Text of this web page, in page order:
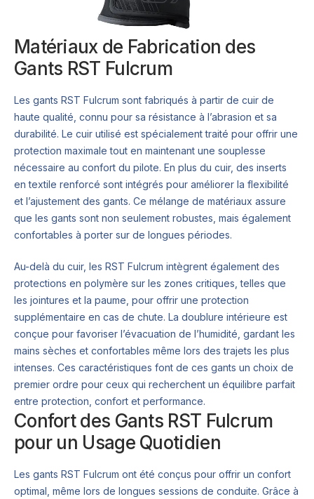
Matériaux de Fabrication des
Gants RST Fulcrum
Les gants RST Fulcrum sont fabriqués à partir de cuir de
haute qualité, connu pour sa résistance à l’abrasion et sa
durabilité. Le cuir utilisé est spécialement traité pour offrir une
protection maximale tout en maintenant une souplesse
nécessaire au confort du pilote. En plus du cuir, des inserts
en textile renforcé sont intégrés pour améliorer la flexibilité
et l’ajustement des gants. Ce mélange de matériaux assure
que les gants sont non seulement robustes, mais également
confortables à porter sur de longues périodes.
Au-delà du cuir, les RST Fulcrum intègrent également des
protections en polymère sur les zones critiques, telles que
les jointures et la paume, pour offrir une protection
supplémentaire en cas de chute. La doublure intérieure est
conçue pour favoriser l’évacuation de l’humidité, gardant les
mains sèches et confortables même lors des trajets les plus
intenses. Ces caractéristiques font de ces gants un choix de
premier ordre pour ceux qui recherchent un équilibre parfait
entre protection, confort et performance.
Confort des Gants RST Fulcrum
pour un Usage Quotidien
Les gants RST Fulcrum ont été conçus pour offrir un confort
optimal, même lors de longues sessions de conduite. Grâce à